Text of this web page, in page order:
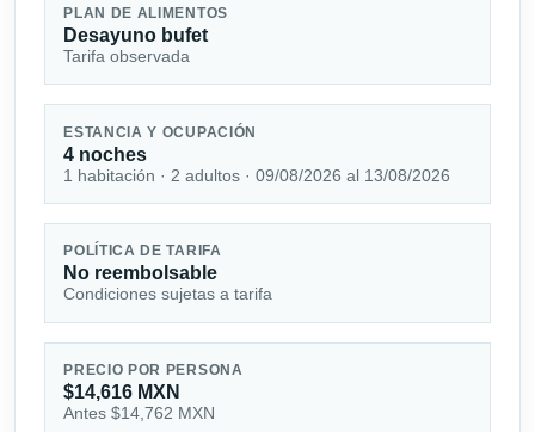
PLAN DE ALIMENTOS
Desayuno bufet
Tarifa observada
ESTANCIA Y OCUPACIÓN
4 noches
1 habitación · 2 adultos · 09/08/2026 al 13/08/2026
POLÍTICA DE TARIFA
No reembolsable
Condiciones sujetas a tarifa
PRECIO POR PERSONA
$14,616 MXN
Antes $14,762 MXN